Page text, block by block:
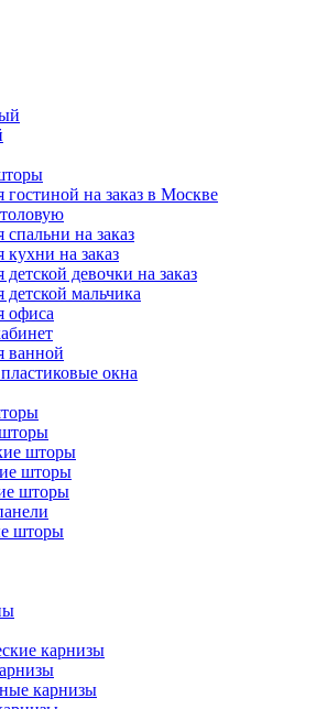
на заказ в Москве
на заказ
на заказ
девочки на заказ
мальчика
офиса
ванной
окна
шторы
шторы
шторы
шторы
карнизы
карнизы